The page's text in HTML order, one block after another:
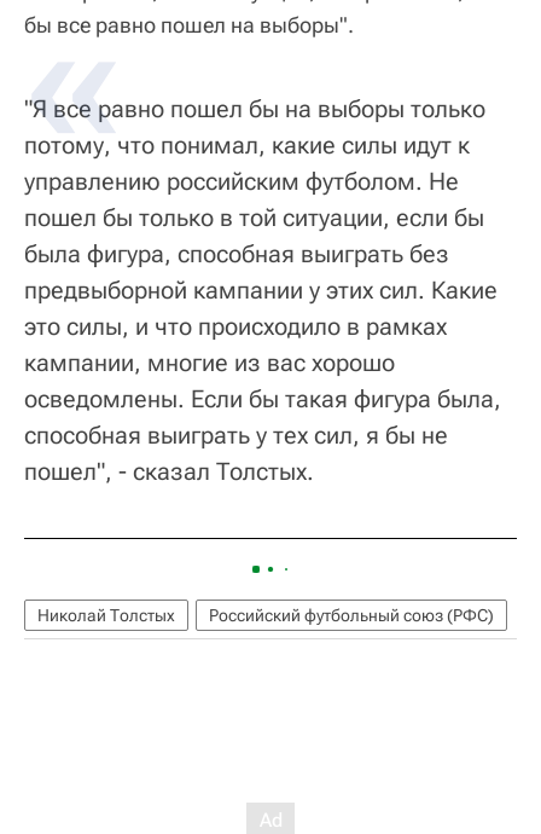
бы все равно пошел на выборы".
"Я все равно пошел бы на выборы только
потому, что понимал, какие силы идут к
управлению российским футболом. Не
пошел бы только в той ситуации, если бы
была фигура, способная выиграть без
предвыборной кампании у этих сил. Какие
это силы, и что происходило в рамках
кампании, многие из вас хорошо
осведомлены. Если бы такая фигура была,
способная выиграть у тех сил, я бы не
пошел", - сказал Толстых.
Николай Толстых Российский футбольный союз (РФС)